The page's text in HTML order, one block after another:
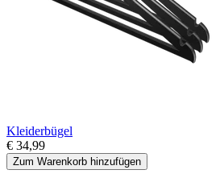
Kleiderbügel
€ 34,99
Zum Warenkorb hinzufügen